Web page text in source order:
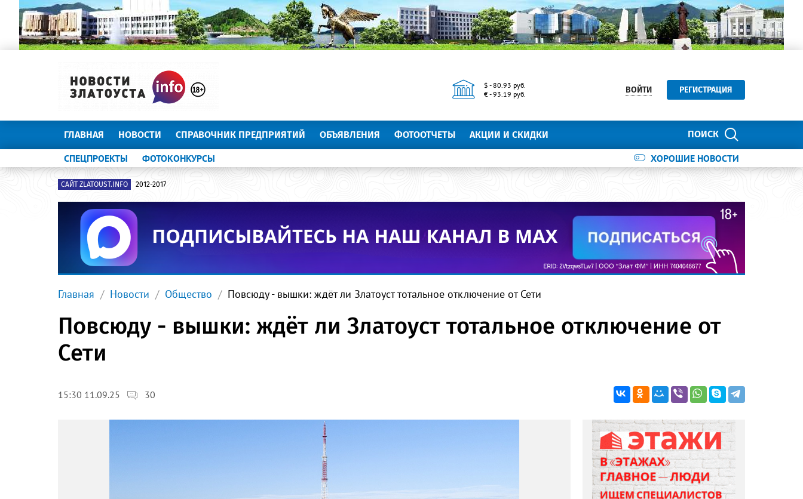
$ - 80.93 руб.
€ - 93.19 руб.
ВОЙТИ РЕГИСТРАЦИЯ
ПОИСК
ГЛАВНАЯ НОВОСТИ СПРАВОЧНИК ПРЕДПРИЯТИЙ ОБЪЯВЛЕНИЯ ФОТООТЧЕТЫ АКЦИИ И СКИДКИ
ХОРОШИЕ НОВОСТИ
СПЕЦПРОЕКТЫ ФОТОКОНКУРСЫ
САЙТ ZLATOUST.INFO 2012-2017
Главная Новости Общество Повсюду - вышки: ждёт ли Златоуст тотальное отключение от Сети
Повсюду - вышки: ждёт ли Златоуст тотальное отключение от
Сети
15:30 11.09.25 30